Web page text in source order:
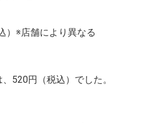
）※店舗により異なる
520円（税込）でした。